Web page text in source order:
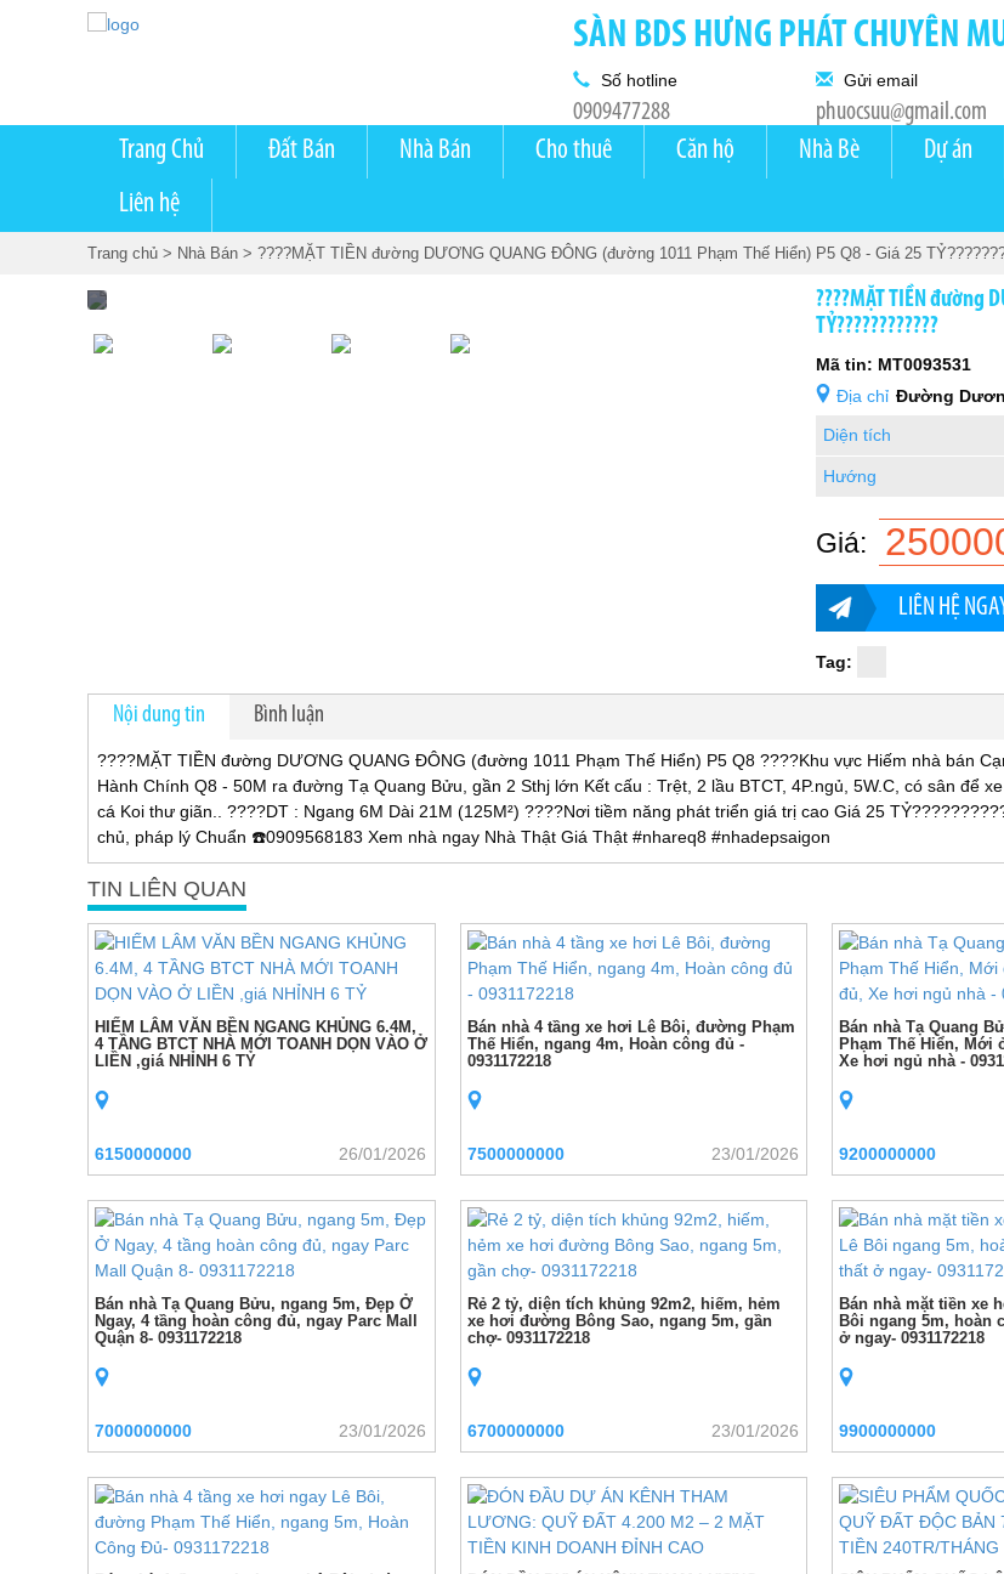
SÀN BDS HƯNG PHÁT CHUYÊN
Số hotline
0909477288
Gửi email
phuocsuu@gmail.com
Trang Chủ Đất Bán Nhà Bán Cho thuê Căn hộ Nhà Bè Dự án
Liên hệ
Trang chủ > Nhà Bán > ????MẶT TIỀN đường DƯƠNG QUANG ĐÔNG (đường 1011 Phạm Thế Hiển) P5 Q8 - Giá 25
????MẶT TIỀN đường
TỶ????????????
Mã tin: MT0093531
Địa chỉ Đường
Diện tích
Hướng
Giá:
LIÊN HỆ
Tag:
Nội dung tin Bình luận
????MẶT TIỀN đường DƯƠNG QUANG ĐÔNG (đường 1011 Phạm Thế Hiển) P5 Q8 ????Khu vực Hiếm nhà bán
Hành Chính Q8 - 50M ra đường Tạ Quang Bửu, gần 2 Sthj lớn Kết cấu : Trệt, 2 lầu BTCT, 4P.ngủ, 5W.C, có sân để
cá Koi thư giãn.. ????DT : Ngang 6M Dài 21M (125M²) ????Nơi tiềm năng phát triển giá trị cao Giá 25
chủ, pháp lý Chuẩn ☎️0909568183 Xem nhà ngay Nhà Thật Giá Thật #nhareq8 #nhadepsaigon
TIN LIÊN QUAN
HIẾM LÂM VĂN BỀN NGANG KHỦNG 6.4M,
4 TẦNG BTCT NHÀ MỚI TOANH DỌN VÀO Ở
LIỀN ,giá NHỈNH 6 TỶ
6150000000 26/01/2026
Bán nhà 4 tầng xe hơi Lê Bôi, đường Phạm
Thế Hiển, ngang 4m, Hoàn công đủ -
0931172218
7500000000 23/01/2026
Bán nhà Tạ Quang
Phạm Thế Hiển, Mới
Xe hơi ngủ nhà -
9200000000
Bán nhà Tạ Quang Bửu, ngang 5m, Đẹp Ở
Ngay, 4 tầng hoàn công đủ, ngay Parc Mall
Quận 8- 0931172218
7000000000 23/01/2026
Rẻ 2 tỷ, diện tích khủng 92m2, hiếm, hẻm
xe hơi đường Bông Sao, ngang 5m, gần
chợ- 0931172218
6700000000 23/01/2026
Bán nhà mặt tiền xe
Bôi ngang 5m, hoàn
ở ngay- 0931172218
9900000000